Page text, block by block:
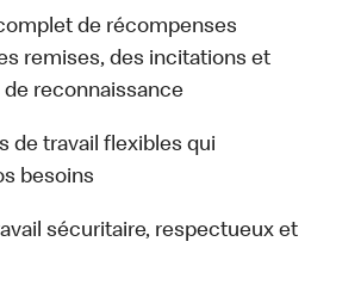
de récompenses
remises, des incitations et
de reconnaissance
de travail flexibles qui
besoins
sécuritaire, respectueux et